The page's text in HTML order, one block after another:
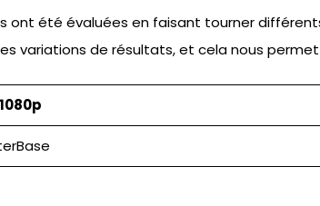
ont été évaluées en faisant tourner
variations de résultats, et cela nous